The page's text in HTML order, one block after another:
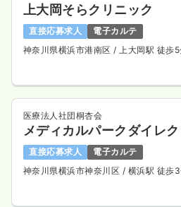
上大岡そらクリニック
直接応募求人
電子カルテ
神奈川県横浜市港南区 / 上大岡駅 徒歩5
医療法人社団桐杏会
メディカルパークダイレ
直接応募求人
電子カルテ
神奈川県横浜市神奈川区 / 横浜駅 徒歩